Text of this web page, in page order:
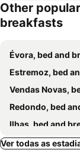
Quinta do
Monte do Serrado
Herdadinha
Herdade do
Other
breakfasts
Évora, bed and
Estremoz, bed
Vendas Novas, bed
Redondo, bed
Ilhas, bed and
Sousel, bed and
Ver todas as